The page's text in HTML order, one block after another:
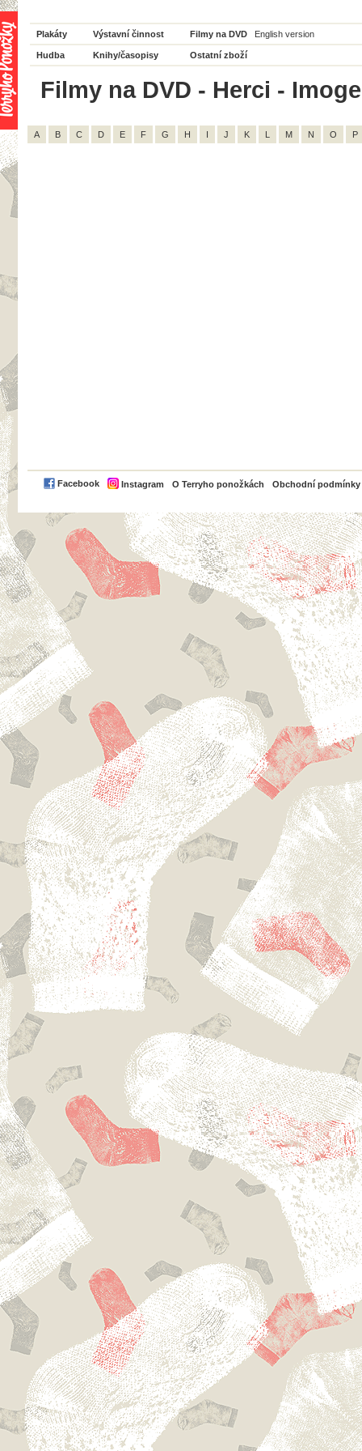
Plakáty Výstavní činnost Filmy na DVD English version
Hudba Knihy/časopisy Ostatní zboží
Filmy na DVD - Herci -
A B C D E F G H I J K L M N O P
Facebook Instagram O Terryho ponožkách Obchodní podmínky
PayPal